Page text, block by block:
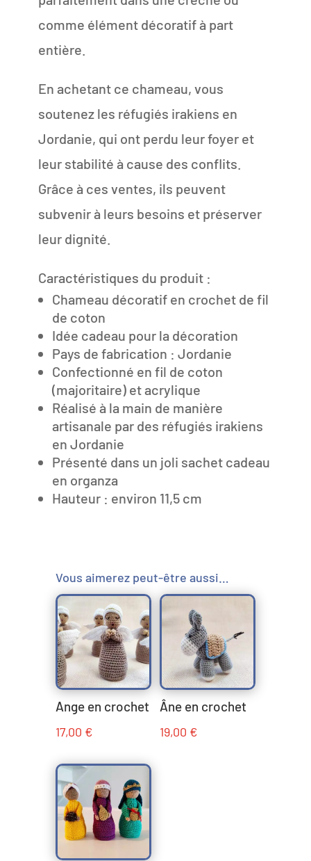
comme élément décoratif à part
entière.
En achetant ce chameau, vous
soutenez les réfugiés irakiens en
Jordanie, qui ont perdu leur foyer et
leur stabilité à cause des conflits.
Grâce à ces ventes, ils peuvent
subvenir à leurs besoins et préserver
leur dignité.
Caractéristiques du produit :
Chameau décoratif en crochet de fil
de coton
Idée cadeau pour la décoration
Pays de fabrication : Jordanie
Confectionné en fil de coton
(majoritaire) et acrylique
Réalisé à la main de manière
artisanale par des réfugiés irakiens
en Jordanie
Présenté dans un joli sachet cadeau
en organza
Hauteur : environ 11,5 cm
Vous aimerez peut-être aussi…
Ange en crochet
17,00 €
Âne en crochet
19,00 €